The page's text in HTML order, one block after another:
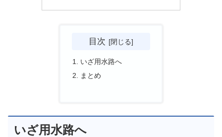
目次
いざ用水路へ
まとめ
いざ用水路へ